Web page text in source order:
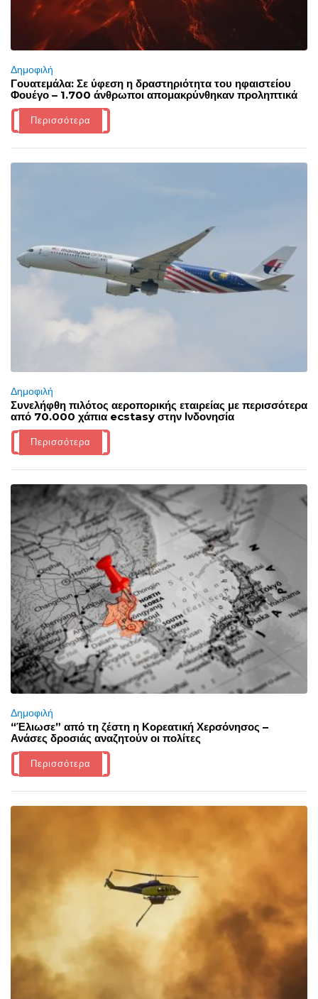
Δημοφιλή
Γουατεμάλα: Σε ύφεση η δραστηριότητα του ηφαιστείου
Φουέγο – 1.700 άνθρωποι απομακρύνθηκαν προληπτικά
Περισσότερα
Δημοφιλή
Συνελήφθη πιλότος αεροπορικής εταιρείας με περισσότερα
από 70.000 χάπια ecstasy στην Ινδονησία
Περισσότερα
Δημοφιλή
“Έλιωσε” από τη ζέστη η Κορεατική Χερσόνησος –
Ανάσες δροσιάς αναζητούν οι πολίτες
Περισσότερα